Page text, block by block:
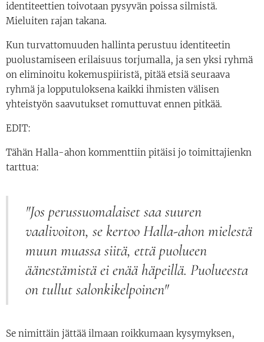
identiteettien toivotaan pysyvän poissa silmistä.
Mieluiten rajan takana.
Kun turvattomuuden hallinta perustuu identiteetin
puolustamiseen erilaisuus torjumalla, ja sen yksi ryhmä
on eliminoitu kokemuspiiristä, pitää etsiä seuraava
ryhmä ja lopputuloksena kaikki ihmisten välisen
yhteistyön saavutukset romuttuvat ennen pitkää.
EDIT:
Tähän Halla-ahon kommenttiin pitäisi jo toimittajienkn
tarttua:
"Jos perussuomalaiset saa suuren
vaalivoiton, se kertoo Halla-ahon mielestä
muun muassa siitä, että puolueen
äänestämistä ei enää häpeillä. Puolueesta
on tullut salonkikelpoinen"
Se nimittäin jättää ilmaan roikkumaan kysymyksen,